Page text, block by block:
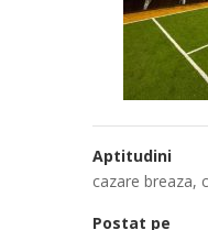
Aptitudini
cazare breaza,
Postat pe